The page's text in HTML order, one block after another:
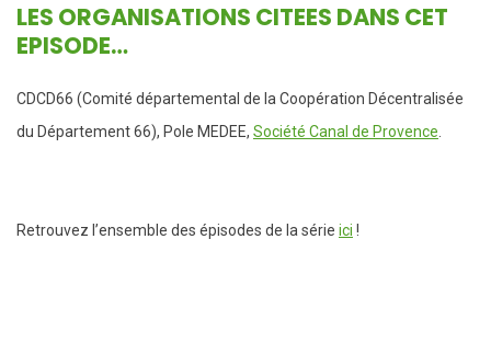
LES ORGANISATIONS CITEES DANS CET
EPISODE…
CDCD66 (Comité départemental de la Coopération Décentralisée
du Département 66), Pole MEDEE, Société Canal de Provence
Retrouvez l’ensemble des épisodes de la série ici !